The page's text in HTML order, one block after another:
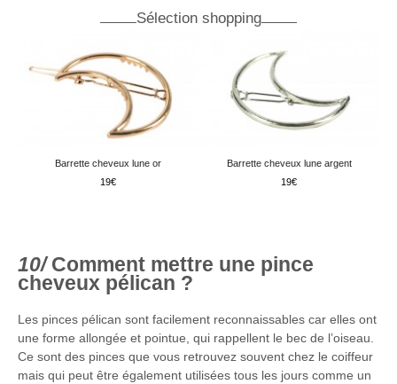
Sélection shopping
Barrette cheveux lune or
19
Barrette cheveux lune argent
19
Comment mettre une pince
cheveux pélican ?
Les pinces pélican sont facilement reconnaissables car elles ont
une forme allongée et pointue, qui rappellent le bec de l’oiseau.
Ce sont des pinces que vous retrouvez souvent chez le coiffeur
mais qui peut être également utilisées tous les jours comme un